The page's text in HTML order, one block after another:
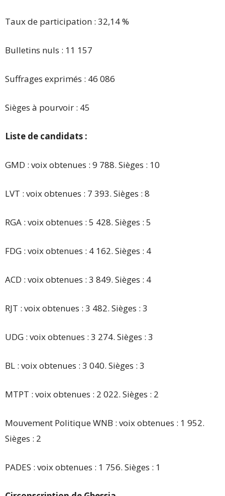
Taux de participation : 32,14 %
Bulletins nuls : 11 157
Suffrages exprimés : 46 086
Sièges à pourvoir : 45
Liste de candidats :
GMD : voix obtenues : 9 788. Sièges : 10
LVT : voix obtenues : 7 393. Sièges : 8
RGA : voix obtenues : 5 428. Sièges : 5
FDG : voix obtenues : 4 162. Sièges : 4
ACD : voix obtenues : 3 849. Sièges : 4
RJT : voix obtenues : 3 482. Sièges : 3
UDG : voix obtenues : 3 274. Sièges : 3
BL : voix obtenues : 3 040. Sièges : 3
MTPT : voix obtenues : 2 022. Sièges : 2
Mouvement Politique WNB : voix obtenues : 1 952.
Sièges : 2
PADES : voix obtenues : 1 756. Sièges : 1